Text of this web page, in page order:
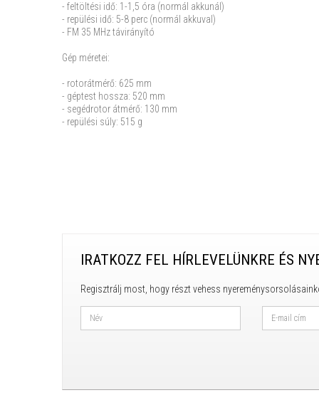
- feltöltési idő: 1-1,5 óra (normál akkunál)
- repülési idő: 5-8 perc (normál akkuval)
- FM 35 MHz távirányító
Gép méretei:
- rotorátmérő: 625 mm
- géptest hossza: 520 mm
- segédrotor átmérő: 130 mm
- repülési súly: 515 g
IRATKOZZ FEL HÍRLEVELÜNKRE ÉS
Regisztrálj most, hogy részt vehess